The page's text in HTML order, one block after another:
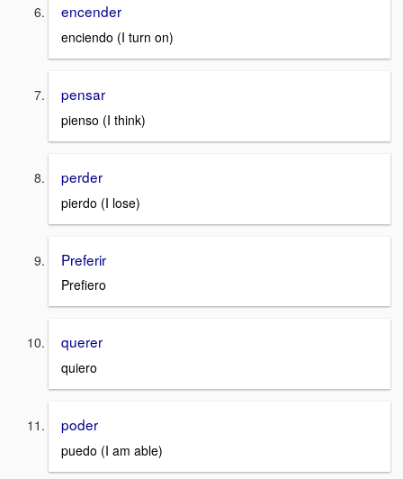
encender
enciendo (I turn on)
pensar
pienso (I think)
perder
pierdo (I lose)
Preferir
Prefiero
querer
quiero
poder
puedo (I am able)